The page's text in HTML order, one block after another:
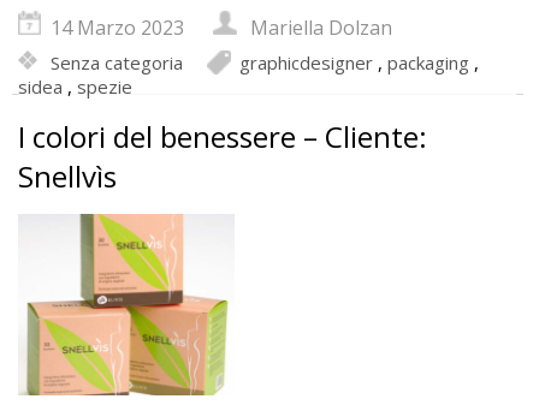
14 Marzo 2023 Mariella Dolzan
Senza categoria graphicdesigner , packaging ,
sidea , spezie
I colori del benessere – Cliente:
Snellvìs